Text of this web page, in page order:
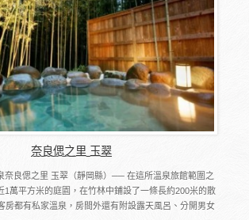
奈良偲之里 玉翠
奈良偲之里 玉翠（靜岡縣）── 在這所溫泉旅館範圍之
1萬平方米的庭園，在竹林中鋪設了一條長約200米的散
房都有私家溫泉，房間外還有附設露天風呂、分開男女